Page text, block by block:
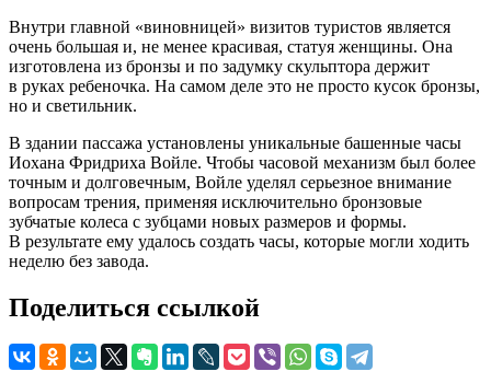
Внутри главной «виновницей» визитов туристов является
очень большая и, не менее красивая, статуя женщины. Она
изготовлена из бронзы и по задумку скульптора держит
в руках ребеночка. На самом деле это не просто кусок бронзы,
но и светильник.
В здании пассажа установлены уникальные башенные часы
Иохана Фридриха Войле. Чтобы часовой механизм был более
точным и долговечным, Войле уделял серьезное внимание
вопросам трения, применяя исключительно бронзовые
зубчатые колеса с зубцами новых размеров и формы.
В результате ему удалось создать часы, которые могли ходить
неделю без завода.
Поделиться ссылкой